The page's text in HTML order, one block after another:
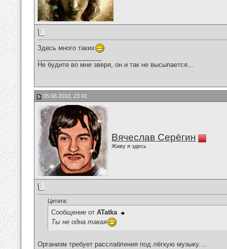
Здесь много таких
Не будите во мне зверя, он и так не высыпается...
05.06.2010, 23:41
Вячеслав Серёгин
Живу я здесь
Цитата:
Сообщение от ATatka
Ты не одна такая
Организм требует расслабления под лёгкую музыку....